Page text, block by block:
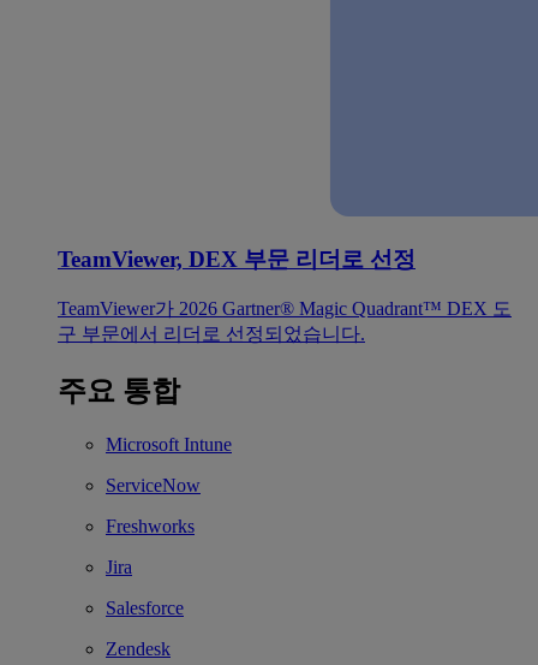
TeamViewer, DEX 부문 리더로 선정
TeamViewer가 2026 Gartner® Magic Quadrant™ DEX 도
구 부문에서 리더로 선정되었습니다.
주요 통합
Microsoft Intune
ServiceNow
Freshworks
Jira
Salesforce
Zendesk